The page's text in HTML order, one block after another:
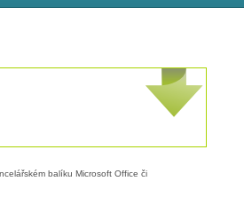
balíku Microsoft Office či